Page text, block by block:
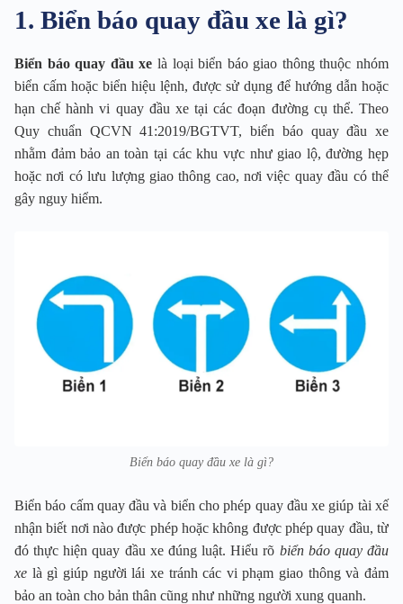
1. Biển báo quay đầu xe là gì?
Biển báo quay đầu xe là loại biển báo giao thông thuộc nhóm
biển cấm hoặc biển hiệu lệnh, được sử dụng để hướng dẫn hoặc
hạn chế hành vi quay đầu xe tại các đoạn đường cụ thể. Theo
Quy chuẩn QCVN 41:2019/BGTVT, biển báo quay đầu xe
nhằm đảm bảo an toàn tại các khu vực như giao lộ, đường hẹp
hoặc nơi có lưu lượng giao thông cao, nơi việc quay đầu có thể
gây nguy hiểm.
Biển báo quay đầu xe là gì?
Biển báo cấm quay đầu và biển cho phép quay đầu xe giúp tài xế
nhận biết nơi nào được phép hoặc không được phép quay đầu, từ
đó thực hiện quay đầu xe đúng luật. Hiểu rõ biển báo quay đầu
xe là gì giúp người lái xe tránh các vi phạm giao thông và đảm
bảo an toàn cho bản thân cũng như những người xung quanh.